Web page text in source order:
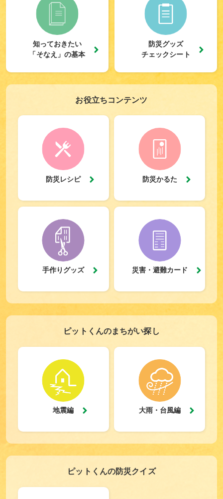
知っておきたい
「そなえ」の基本
防災グッズ
チェックシート
お役立ちコンテンツ
防災レシピ 防災かるた
手作りグッズ 災害・避難カード
ピットくんのまちがい探し
地震編 大雨・台風編
ピットくんの防災クイズ